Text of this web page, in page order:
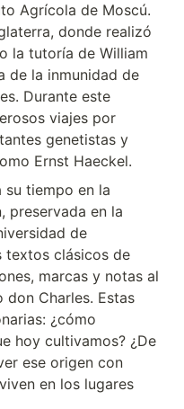
Agrícola de Moscú.
donde realizó
la tutoría de William
de la inmunidad de
Durante este
viajes por
genetistas y
Ernst Haeckel.
su tiempo en la
preservada en la
de
textos clásicos de
marcas y notas al
don Charles. Estas
¿cómo
hoy cultivamos? ¿De
ese origen con
en los lugares